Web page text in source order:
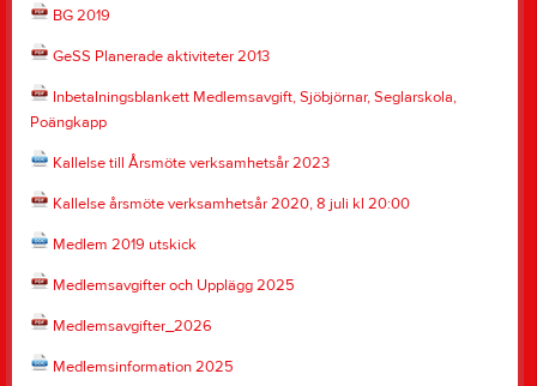
BG 2019
GeSS Planerade aktiviteter 2013
Inbetalningsblankett Medlemsavgift, Sjöbjörnar, Seglarskola,
Poängkapp
Kallelse till Årsmöte verksamhetsår 2023
Kallelse årsmöte verksamhetsår 2020, 8 juli kl 20:00
Medlem 2019 utskick
Medlemsavgifter och Upplägg 2025
Medlemsavgifter_2026
Medlemsinformation 2025